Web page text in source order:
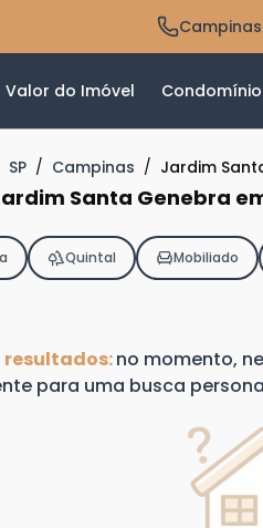
Valor do Imóvel
SP / Campinas / Jardim
Santa Genebra
Quintal Mobiliado
resultados:no momento,
para uma busca